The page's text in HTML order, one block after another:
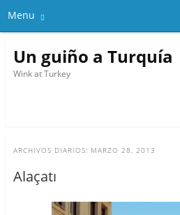
Menu
Un guiño a Turquía
Wink at Turkey
ARCHIVOS DIARIOS: MARZO 28, 2013
Alaçatı